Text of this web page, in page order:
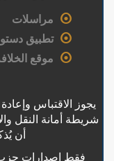
مراسلات
تطبيق
موقع
يجوز الاقتباس
شريطة أمانة النقل
أن
فقط إصدارات حزب